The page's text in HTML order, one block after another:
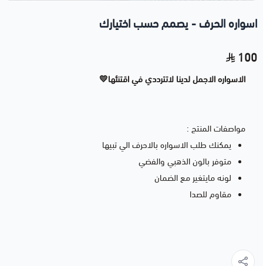
اسواره الحرف - يصمم حسب اختيارك
100
الاسواره الاجمل لدينا لاتترددي في اقتنئها💛
مواصفات المنتج :
يمكنك طلب الاسواره بالاحرف الي تبيها
متوفر بالون الذهبي والفضي
لونه مايتغير مع الضمان
مقاوم للصدا